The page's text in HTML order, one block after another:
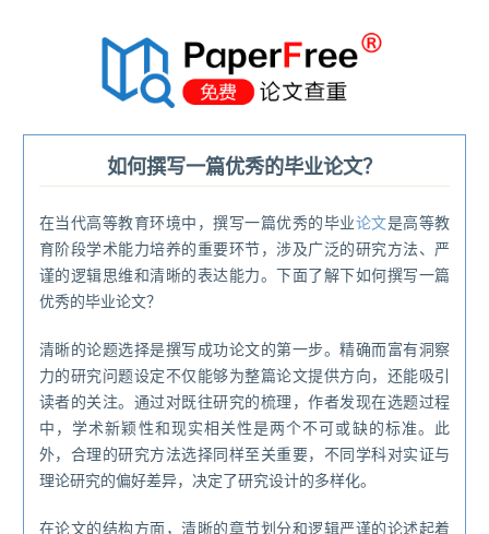
如何撰写一篇优秀的毕业论文？
在当代高等教育环境中，撰写一篇优秀的毕业论文是高等教
育阶段学术能力培养的重要环节，涉及广泛的研究方法、严
谨的逻辑思维和清晰的表达能力。下面了解下如何撰写一篇
优秀的毕业论文？
清晰的论题选择是撰写成功论文的第一步。精确而富有洞察
力的研究问题设定不仅能够为整篇论文提供方向，还能吸引
读者的关注。通过对既往研究的梳理，作者发现在选题过程
中，学术新颖性和现实相关性是两个不可或缺的标准。此
外，合理的研究方法选择同样至关重要，不同学科对实证与
理论研究的偏好差异，决定了研究设计的多样化。
在论文的结构方面，清晰的章节划分和逻辑严谨的论述起着